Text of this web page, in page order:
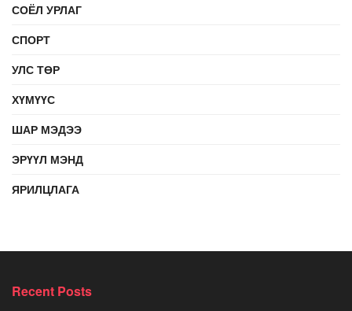
СОЁЛ УРЛАГ
СПОРТ
УЛС ТӨР
ХҮМҮҮС
ШАР МЭДЭЭ
ЭРҮҮЛ МЭНД
ЯРИЛЦЛАГА
Recent Posts